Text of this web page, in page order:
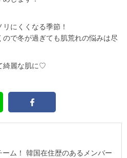
にくくなる季節！
で冬が過ぎても肌荒れの悩みは尽
綺麗な肌に♡
ム！ 韓国在住歴のあるメンバー